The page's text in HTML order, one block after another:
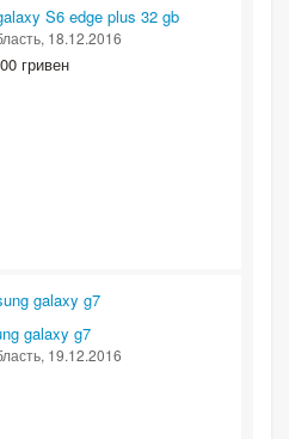
S6 edge plus 32 gb
, 18.12.2016
гривен
galaxy g7
, 19.12.2016